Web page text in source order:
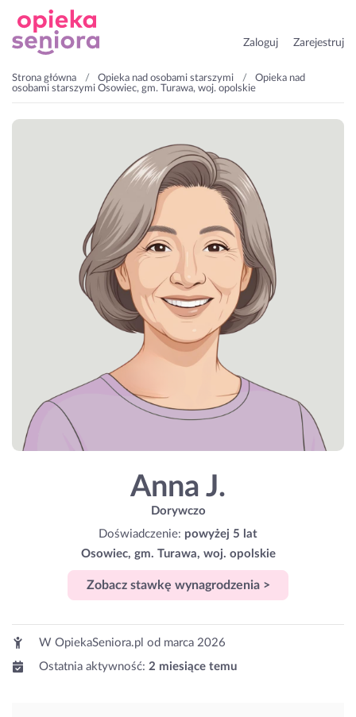
Zaloguj Zarejestruj
Strona główna Opieka nad osobami starszymi
Opieka nad
osobami starszymi Osowiec, gm. Turawa, woj. opolskie
Anna J.
Dorywczo
Doświadczenie: powyżej 5 lat
Osowiec, gm. Turawa, woj. opolskie
Zobacz stawkę wynagrodzenia >
W OpiekaSeniora.pl od marca 2026
Ostatnia aktywność: 2 miesiące temu